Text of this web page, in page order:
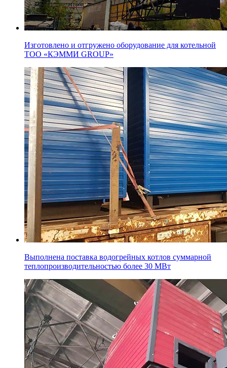
Изготовлено и отгружено оборудование для котельной
ТОО «КЭММИ GROUP»
Выполнена поставка водогрейных котлов суммарной
теплопроизводительностью более 30 МВт